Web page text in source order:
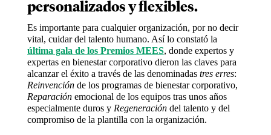
personalizados y flexibles.
Es importante para cualquier organización, por no decir
vital, cuidar del talento humano. Así lo constató la
última gala de los Premios MEES, donde expertos y
expertas en bienestar corporativo dieron las claves para
alcanzar el éxito a través de las denominadas tres erres:
Reinvenciónde los programas de bienestar corporativo,
Reparación emocional de los equipos tras unos años
especialmente duros y Regeneración del talento y del
compromiso de la plantilla con la organización.